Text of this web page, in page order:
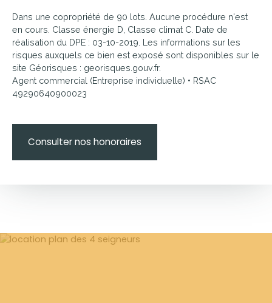
Dans une copropriété de 90 lots. Aucune procédure n'est
en cours. Classe énergie D, Classe climat C. Date de
réalisation du DPE : 03-10-2019. Les informations sur les
risques auxquels ce bien est exposé sont disponibles sur le
site Géorisques : georisques.gouv.fr.
Agent commercial (Entreprise individuelle) • RSAC
49290640900023
Consulter nos honoraires